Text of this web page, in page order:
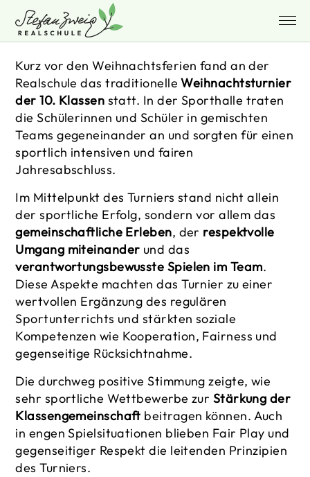
Kurz vor den Weihnachtsferien fand an der
Realschule das traditionelleWeihnachtsturnier
der 10. Klassen statt. In der Sporthalle traten
die Schülerinnen und Schüler in gemischten
Teams gegeneinander an und sorgten für einen
sportlich intensiven und fairen
Jahresabschluss.
Im Mittelpunkt des Turniers stand nicht allein
der sportliche Erfolg, sondern vor allem das
gemeinschaftliche Erleben, der respektvolle
Umgang miteinander und das
verantwortungsbewusste Spielen im Team.
Diese Aspekte machten das Turnier zu einer
wertvollen Ergänzung des regulären
Sportunterrichts und stärkten soziale
Kompetenzen wie Kooperation, Fairness und
gegenseitige Rücksichtnahme.
Die durchweg positive Stimmung zeigte, wie
sehr sportliche Wettbewerbe zur Stärkung der
Klassengemeinschaft beitragen können. Auch
in engen Spielsituationen blieben Fair Play und
gegenseitiger Respekt die leitenden Prinzipien
des Turniers.